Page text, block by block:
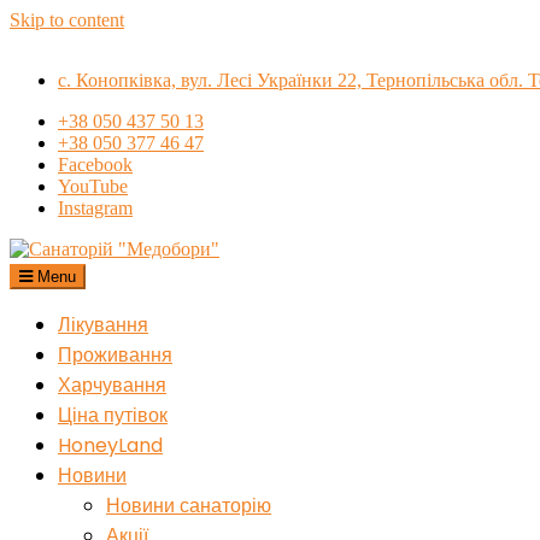
Skip to content
с. Конопківка, вул. Лесі Українки 22, Тернопільська обл.
+38 050 437 50 13
+38 050 377 46 47
Facebook
YouTube
Instagram
Санаторій "Медобори"
Menu
Лікування
Проживання
Харчування
Ціна путівок
HoneyLand
Новини
Новини санаторію